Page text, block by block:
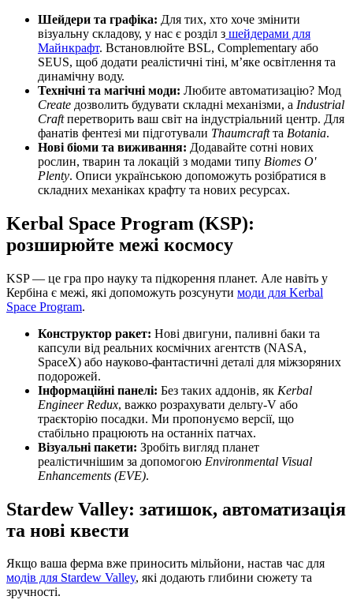
Шейдери та графіка: Для тих, хто хоче змінити
візуальну складову, у нас є розділ з шейдерами для
Майнкрафт. Встановлюйте BSL, Complementary або
SEUS, щоб додати реалістичні тіні, м’яке освітлення та
динамічну воду.
Технічні та магічні моди: Любите автоматизацію? Мод
Create дозволить будувати складні механізми, а Industrial
Craftперетворить ваш світ на індустріальний центр. Для
фанатів фентезі ми підготували Thaumcraftта Botania.
Нові біоми та виживання: Додавайте сотні нових
рослин, тварин та локацій з модами типу Biomes O'
Plenty. Описи українською допоможуть розібратися в
складних механіках крафту та нових ресурсах.
Kerbal Space Program (KSP):
розширюйте межі космосу
KSP — це гра про науку та підкорення планет. Але навіть у
Кербіна є межі, які допоможуть розсунути моди для Kerbal
Space Program.
Конструктор ракет: Нові двигуни, паливні баки та
капсули від реальних космічних агентств (NASA,
SpaceX) або науково-фантастичні деталі для міжзоряних
подорожей.
Інформаційні панелі: Без таких аддонів, як Kerbal
Engineer Redux, важко розрахувати дельту-V або
траєкторію посадки. Ми пропонуємо версії, що
стабільно працюють на останніх патчах.
Візуальні пакети: Зробіть вигляд планет
реалістичнішим за допомогою Environmental Visual
Enhancements (EVE).
Stardew Valley: затишок, автоматизація
та нові квести
Якщо ваша ферма вже приносить мільйони, настав час для
модів для Stardew Valley, які додають глибини сюжету та
зручності.